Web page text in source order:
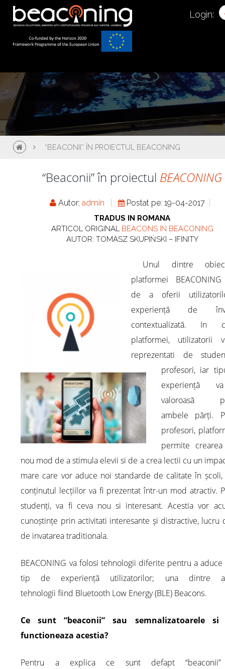
Login:
“BEACONII” ÎN PROIECTUL BEACONING
“Beaconii” în proiectul BEACONING
Autor:admin Postat pe: 19-04-2017
TRADUS IN ROMANA
ARTICOL ORIGINAL BEACONS IN BEACONING
AUTOR: TOMASZ SKUPIŃSKI – IFINITY
Unul dintre
platformei
de a oferii
experiență de
contextualizată. In
platformei, utilizatorii
reprezentati de
profesori, iar
experiență
valoroasă
ambele părți.
profesori,
permite
nou mod de a stimula elevii si de a crea lectii cu un
mare care vor aduce noi standarde de calitate în
conținutul lecțiilor va fi prezentat într-un mod atractiv.
studenți, va fi ceva nou si interesant. Acestia vor
cunoștințe prin activitati interesante și distractive, lucru
de invatarea traditionala.
BEACONING va folosi tehnologii diferite pentru a aduce
tip de experiență utilizatorilor; una dintre
tehnologii fiind Bluetooth Low Energy (BLE) Beacons.
Ce sunt “beaconii” sau semnalizatoarele si
functioneaza acestia?
Pentru a explica ce sunt defapt